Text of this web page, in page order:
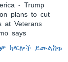
- Trump
plans to cut
at Veterans
says
ክፍሎች ይመልከቱ